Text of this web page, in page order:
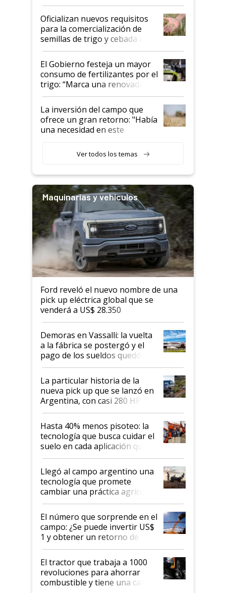
Oficializan nuevos requisitos
para la comercialización de
semillas de trigo y cebada a
granel
El Gobierno festeja un mayor
consumo de fertilizantes por el
trigo: “Marca una renovada
confianza de los productores”
La inversión del campo que
ofrece un gran retorno: "Había
una necesidad en este
Ver todos los temas
Maquinarias y vehículos
Ford reveló el nuevo nombre de una
pick up eléctrica global que se
venderá a US$ 28.350
Demoras en Vassalli: la vuelta
a la fábrica se postergó y el
pago de los sueldos quedó
condicionado
La particular historia de la
nueva pick up que se lanzó en
Argentina, con casi 280 HP y
un diseño único: a cuánto se
vende
Hasta 40% menos pisoteo: la
tecnología que busca cuidar el
suelo en cada aplicación que
llevó Jacto al Congreso
Aapresid 2026
Llegó al campo argentino una
tecnología que promete
cambiar una práctica agrícola
clave: ¿Y si analizar el suelo
fuera tan simple como apretar
un botón?
El número que sorprende en el
campo: ¿Se puede invertir US$
1 y obtener un retorno de
hasta US$ 10 en agricultura?
El tractor que trabaja a 1000
revoluciones para ahorrar
combustible y tiene una cabina